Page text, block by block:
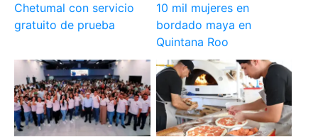
Chetumal con servicio
gratuito de prueba
10 mil mujeres en
bordado maya en
Quintana Roo